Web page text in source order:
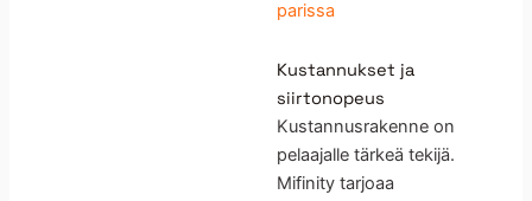
parissa
Kustannukset ja
siirtonopeus
Kustannusrakenne on
pelaajalle tärkeä tekijä.
Mifinity tarjoaa